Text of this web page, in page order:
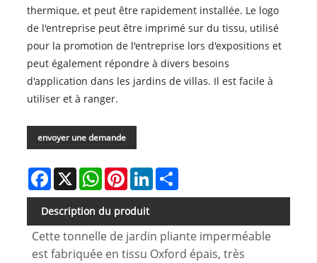
thermique, et peut être rapidement installée. Le logo
de l'entreprise peut être imprimé sur du tissu, utilisé
pour la promotion de l'entreprise lors d'expositions et
peut également répondre à divers besoins
d'application dans les jardins de villas. Il est facile à
utiliser et à ranger.
envoyer une demande
Facebook
X WhatsAppPinterestLinkedInShare
Description du produit
Cette tonnelle de jardin pliante imperméable
est fabriquée en tissu Oxford épais, très